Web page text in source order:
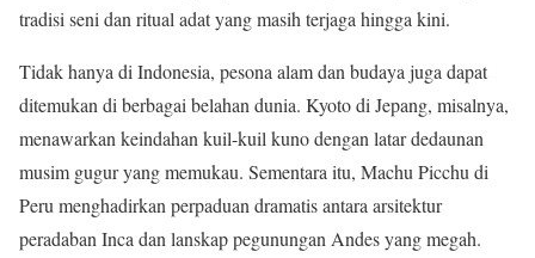
tradisi seni dan ritual adat yang masih terjaga hingga kini.
Tidak hanya di Indonesia, pesona alam dan budaya juga dapat
ditemukan di berbagai belahan dunia. Kyoto di Jepang, misalnya,
menawarkan keindahan kuil-kuil kuno dengan latar dedaunan
musim gugur yang memukau. Sementara itu, Machu Picchu di
Peru menghadirkan perpaduan dramatis antara arsitektur
peradaban Inca dan lanskap pegunungan Andes yang megah.